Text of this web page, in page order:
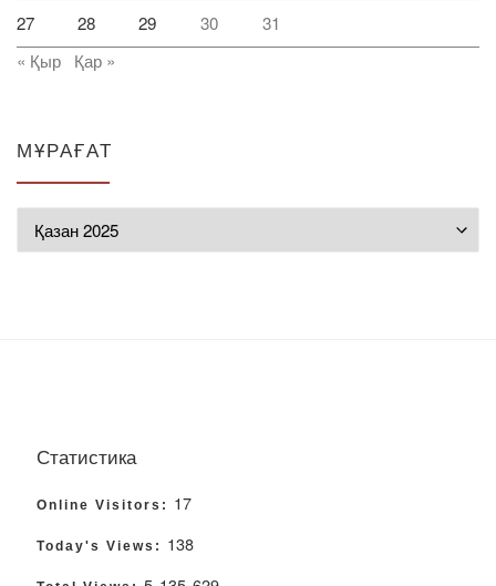
27 28 29 30
31
« Қыр
Қар »
МҰРАҒАТ
Статистика
Online Visitors: 17
Today's Views: 138